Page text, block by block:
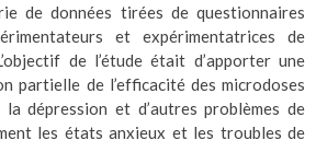
de données tirées de questionnaires
et expérimentatrices de
de l’étude était d’apporter une
partielle de l’efficacité des microdoses
dépression et d’autres problèmes de
les états anxieux et les troubles de